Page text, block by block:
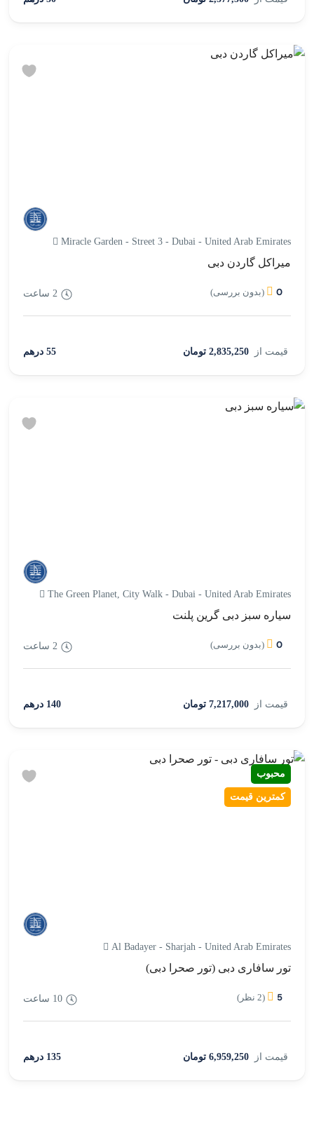
Miracle Garden - Street 3 - Dubai - United Arab Emirates
میراکل گاردن دبی
0 (بدون بررسی)
قیمت از 2,835,250 تومان 55 درهم
2 ساعت
The Green Planet, City Walk - Dubai - United Arab Emirates
سیاره سبز دبی گرین پلنت
0 (بدون بررسی)
قیمت از 7,217,000 تومان 140 درهم
2 ساعت
محبوب
کمترین قیمت
Al Badayer - Sharjah - United Arab Emirates
تور سافاری دبی (تور صحرا دبی)
5 (2 نظر)
قیمت از 6,959,250 تومان 135 درهم
10 ساعت